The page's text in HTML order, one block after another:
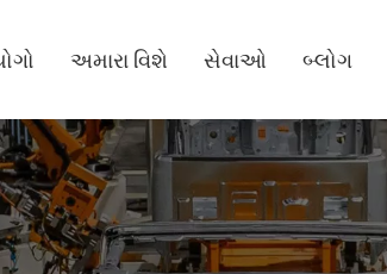
અમારા વિશે સેવાઓ બ્લોગ